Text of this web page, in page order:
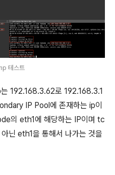
테스트
192.168.3.62로 192.168.3.1
IP Pool에 존재하는 ip이
의 eth1에 해당하는 IP이며 tc
닌 eth1을 통해서 나가는 것을